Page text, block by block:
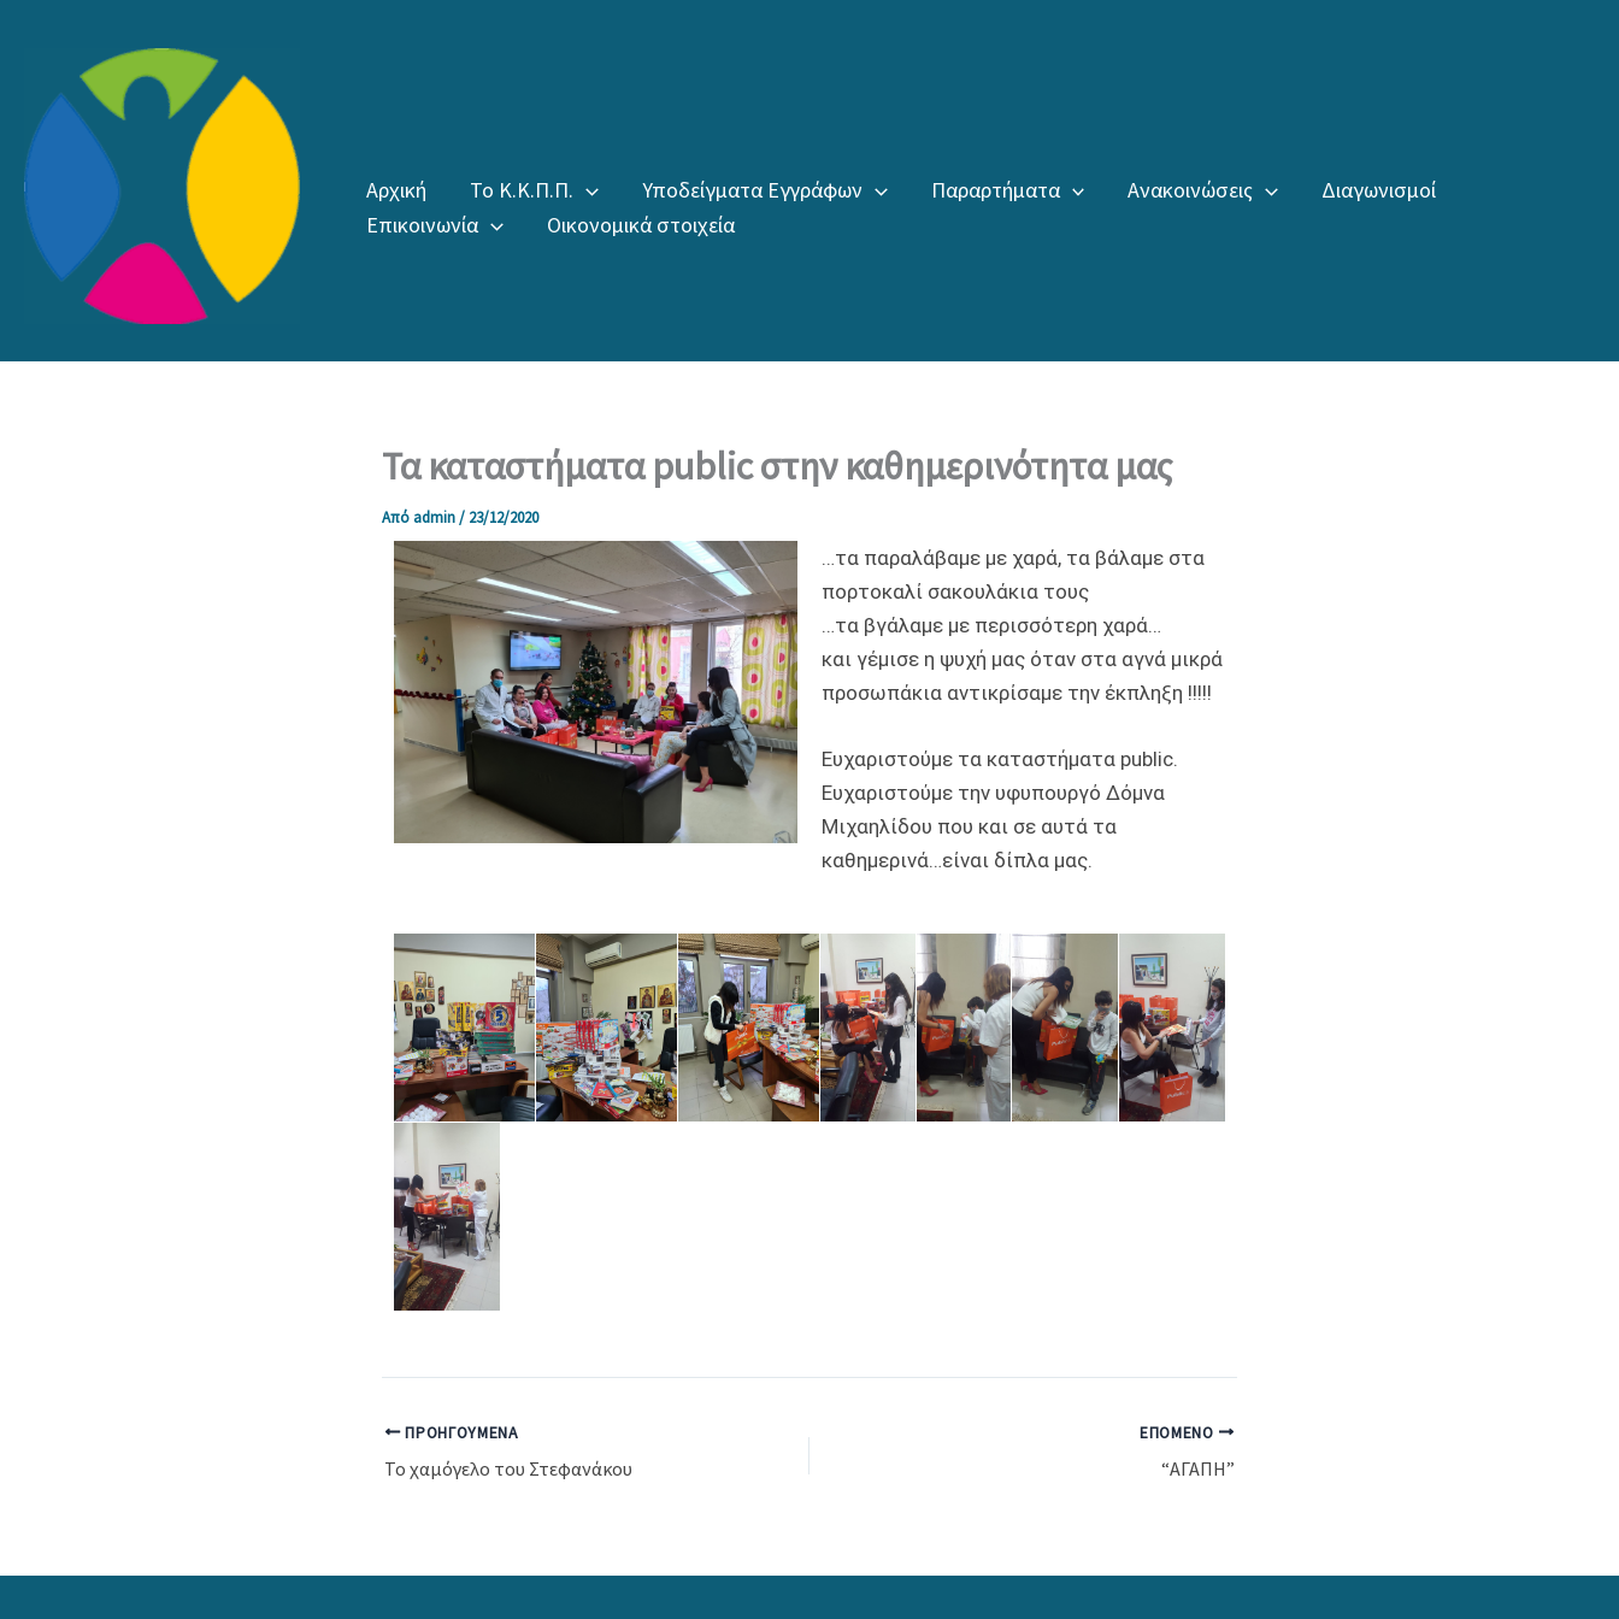
περιεχόμενο
Αρχική Το Κ.Κ.Π.Π. Υποδείγματα Εγγράφων Παραρτήματα Ανακοινώσεις
Διαγωνισμοί
Επικοινωνία
Οικονομικά στοιχεία
Τα καταστήματα public στην καθημερινότητα μας
Από admin/ 23/12/2020
…τα παραλάβαμε με χαρά, τα βάλαμε στα
πορτοκαλί σακουλάκια τους
…τα βγάλαμε με περισσότερη χαρά…
και γέμισε η ψυχή μας όταν στα αγνά μικρά
προσωπάκια αντικρίσαμε την έκπληξη !!!!!
Ευχαριστούμε τα καταστήματα public.
Ευχαριστούμε την υφυπουργό Δόμνα
Μιχαηλίδου που και σε αυτά τα
καθημερινά…είναι δίπλα μας.
ΠΡΟΗΓΟΎΜΕΝΑ
Το χαμόγελο του Στεφανάκου
ΕΠΌΜΕΝΟ
“ΑΓΑΠΗ”